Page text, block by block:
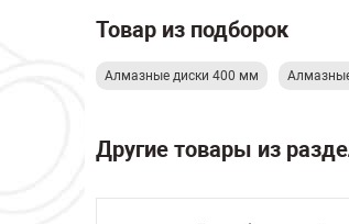
Товар из подборок
Алмазные диски 400 мм
Другие товары из